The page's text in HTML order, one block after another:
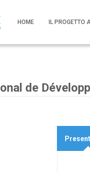
HOME IL PROGETTO
de